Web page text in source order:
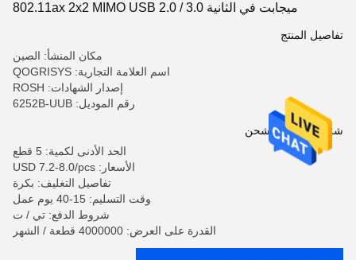
ميجابت في الثانية 802.11ax 2x2 MIMO USB 2.0 / 3.0
تفاصيل المنتج
مكان المنشأ: الصين
اسم العلامة التجارية: QOGRISYS
إصدار الشهادات: ROSH
رقم الموديل: 6252B-UUB
شروط الدفع والشحن
الحد الأدنى لكمية: 5 قطع
الأسعار: USD 7.2-8.0/pcs
تفاصيل التغليف: بكرة
وقت التسليم: 15-40 يوم عمل
شروط الدفع: تي / ت
القدرة على العرض: 4000000 قطعة / الشهر